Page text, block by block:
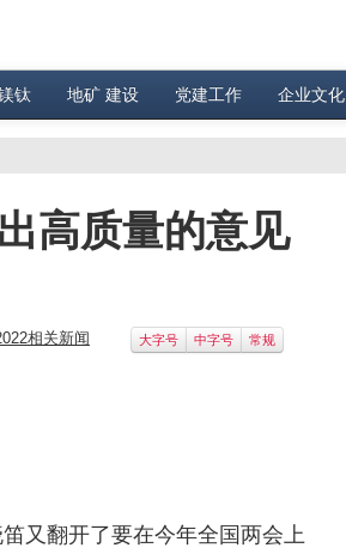
钛 地矿 建设 党建工作 企业文化
高质量的意见
相关新闻 大字号 中字号 常规
又翻开了要在今年全国两会上